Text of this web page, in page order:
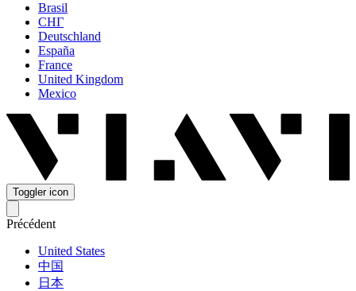
Brasil
СНГ
Deutschland
España
France
United Kingdom
Mexico
Toggler icon
Précédent
United States
中国
日本